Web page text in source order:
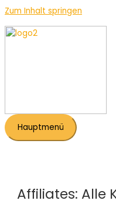
Zum Inhalt springen
Hauptmenü
Affiliates: Alle